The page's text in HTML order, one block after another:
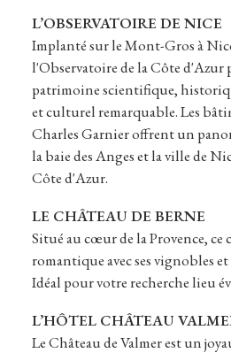
L’OBSERVATOIRE DE NICE
Implanté sur le Mont-Gros à
l'Observatoire de la Côte d'Azur
patrimoine scientifique,
et culturel remarquable. Les
Charles Garnier offrent un
la baie des Anges et la ville de
Côte d'Azur.
LE CHÂTEAU DE BERNE
Situé au cœur de la Provence, ce
romantique avec ses vignobles
Idéal pour votre recherche lieu
L’HÔTEL CHÂTEAU
Le Château de Valmer est un